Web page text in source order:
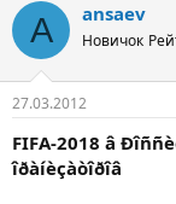
A ansaev
Новичок
27.03.2012
FIFA-2018 â
îðàíèçàòîðîâ